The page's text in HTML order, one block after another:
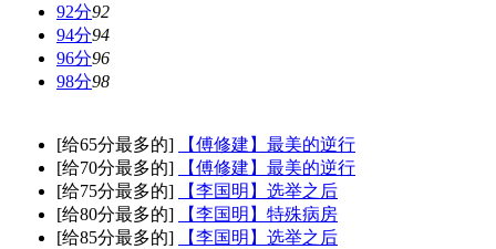
92分92
94分94
96分96
98分98
[给65分最多的]
【傅修建】最美的逆行
[给70分最多的]
【傅修建】最美的逆行
[给75分最多的]
【李国明】选举之后
[给80分最多的]
【李国明】特殊病房
[给85分最多的]
【李国明】选举之后